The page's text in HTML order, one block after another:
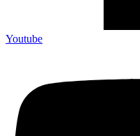
Youtube